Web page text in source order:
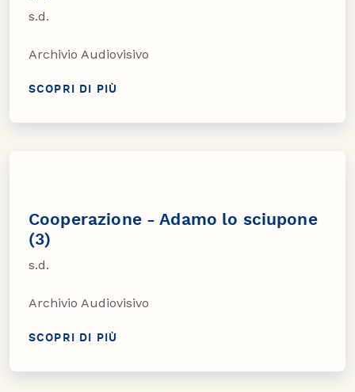
s.d.
Archivio Audiovisivo
SCOPRI DI PIÙ
Cooperazione - Adamo lo sciupone
(3)
s.d.
Archivio Audiovisivo
SCOPRI DI PIÙ